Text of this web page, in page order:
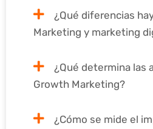
¿Qué diferencias
Marketing y marketing
¿Qué determina las
Growth Marketing?
¿Cómo se mide el